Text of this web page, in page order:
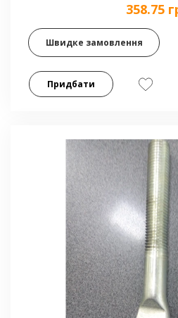
358.75
Швидке замовлення
Придбати